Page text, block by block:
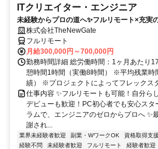
ITクリエイター・エンジニア
未経験からプロの道へ✨フルリモート×充実
株式会社TheNewGate
フルリモート
月給300,000円～700,000円
勤務時間詳細 総労働時間：1ヶ月あたり
憩時間1時間（実働8時間） ※平均残業時
績） ※プロジェクトによってフレックス
仕事内容 ✨フルリモートも可能！自分ら
デビューも歓迎！PC初心者でも安心スタ
ラムで、エンジニアのゼロからプロへ ✨
謝され...
業界未経験者歓迎 副業・WワークOK 資格取得支
経験不問
未経験者歓迎 フルリモート 経験者歓迎